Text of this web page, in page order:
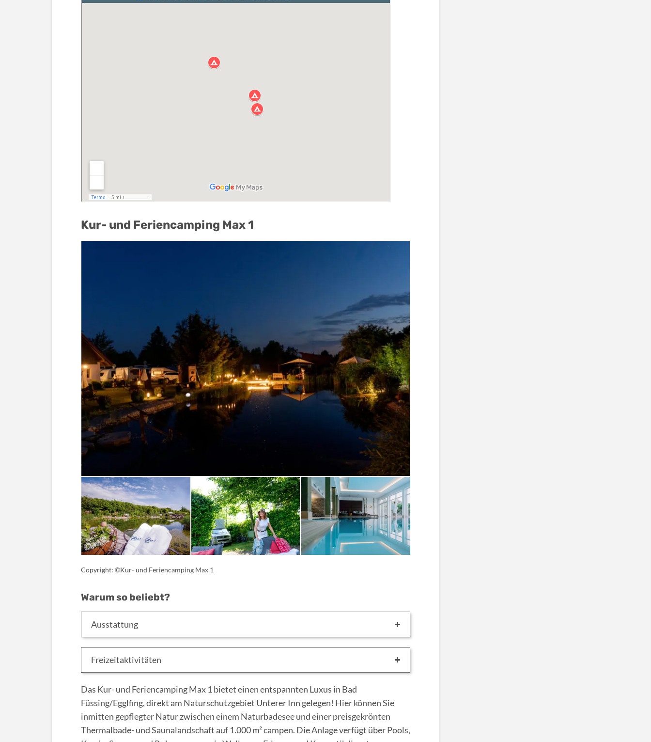
Kur- und Feriencamping Max 1
Copyright: ©Kur- und Feriencamping Max 1
Warum so beliebt?
Ausstattung
Freizeitaktivitäten
Das Kur- und Feriencamping Max 1 bietet einen entspannten Luxus in Bad
Füssing/Egglfing, direkt am Naturschutzgebiet Unterer Inn gelegen! Hier können Sie
inmitten gepflegter Natur zwischen einem Naturbadesee und einer preisgekrönten
Thermalbade- und Saunalandschaft auf 1.000 m² campen. Die Anlage verfügt über Pools,